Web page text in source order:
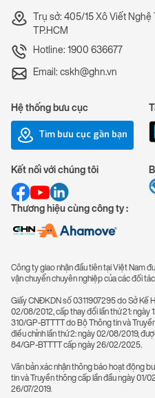
Trụ sở: 405/15 Xô Viết
TP.HCM
Hotline: 1900 636677
Email: cskh@ghn.vn
Hệ thống bưu cục
Tìm bưu cục gần bạn
Kết nối với chúng tôi
Thương hiệu cùng công ty :
Công ty giao nhận đầu tiên tại Việt Nam
vận chuyển chuyên nghiệp của các đối
Giấy CNĐKDN số 0311907295 do Sở Kế
02/08/2012, cấp thay đổi lần thứ 21:
310/GP-BTTTT do Bộ Thông tin và
điều chỉnh lần thứ 2: ngày 02/08/2019,
84/GP-BTTTT cấp ngày 26/02/2025.
Văn bản xác nhận thông báo hoạt động
tin và Truyền thông cấp lần đầu ngày 01/
26/07/2019.